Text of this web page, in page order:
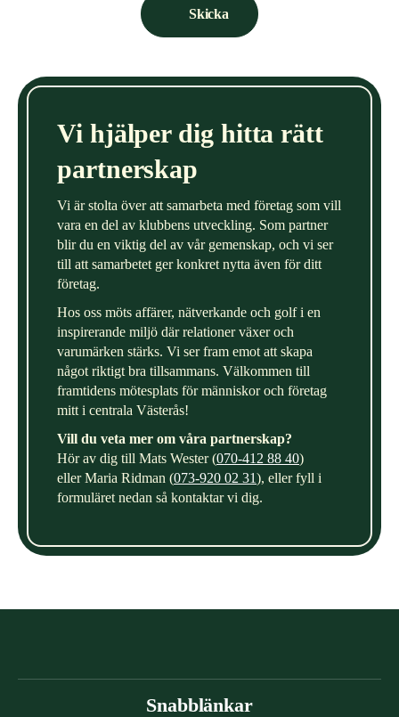
i
Skicka
Vi hjälper dig hitta rätt
partnerskap
Vi är stolta över att samarbeta med företag som vill
vara en del av klubbens utveckling. Som partner
blir du en viktig del av vår gemenskap, och vi ser
till att samarbetet ger konkret nytta även för ditt
företag.
Hos oss möts affärer, nätverkande och golf i en
inspirerande miljö där relationer växer och
varumärken stärks. Vi ser fram emot att skapa
något riktigt bra tillsammans. Välkommen till
framtidens mötesplats för människor och företag
mitt i centrala Västerås!
Vill du veta mer om våra partnerskap?
Hör av dig till Mats Wester (070-412 88 40)
eller Maria Ridman (073-920 02 31), eller fyll i
formuläret nedan så kontaktar vi dig.
Snabblänkar